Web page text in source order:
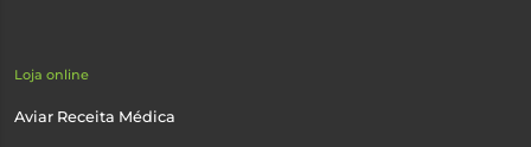
Loja online
Aviar Receita Médica